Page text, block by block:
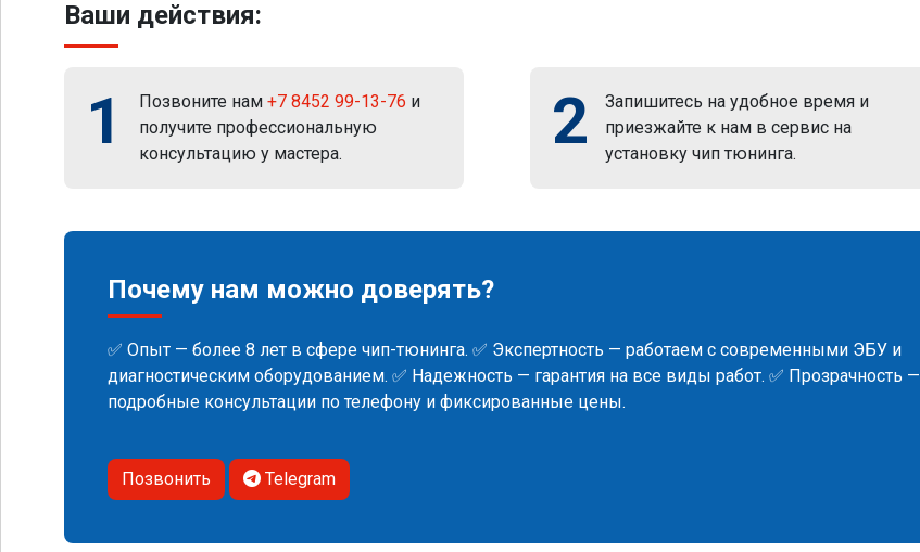
Ваши действия:
1 Позвоните нам +7 8452 99-13-76 и
получите профессиональную
консультацию у мастера.
2
Запишитесь на удобное время и
приезжайте к нам в сервис на
установку чип тюнинга.
Почему нам можно доверять?
✅ Опыт — более 8 лет в сфере чип-тюнинга. ✅ Экспертность — работаем с современными ЭБУ и
диагностическим оборудованием. ✅ Надежность — гарантия на все виды работ. ✅ Прозрачность —
подробные консультации по телефону и фиксированные цены.
Позвонить Telegram